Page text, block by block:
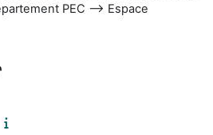
PEC --> Espace